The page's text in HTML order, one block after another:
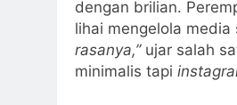
dengan brilian.
lihai mengelola
rasanya,”ujar salah
minimalis tapi